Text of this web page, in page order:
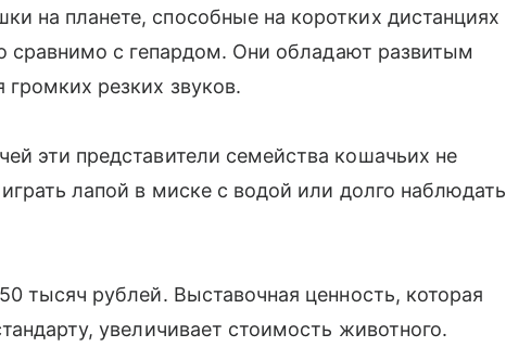
на планете, способные на коротких дистанциях
сравнимо с гепардом. Они обладают развитым
резких звуков.
эти представители семейства кошачьих не
лапой в миске с водой или долго наблюдать
тысяч рублей. Выставочная ценность, которая
увеличивает стоимость животного.